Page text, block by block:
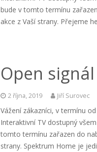
bude v tomto termínu
akce z Vaší strany. Přejeme
Open
2 října, 2019 Jiří Surovec
Vážení zákazníci, v termínu
Interaktivní TV dostupný
tomto termínu zařazen do
strany. Spektrum Home je